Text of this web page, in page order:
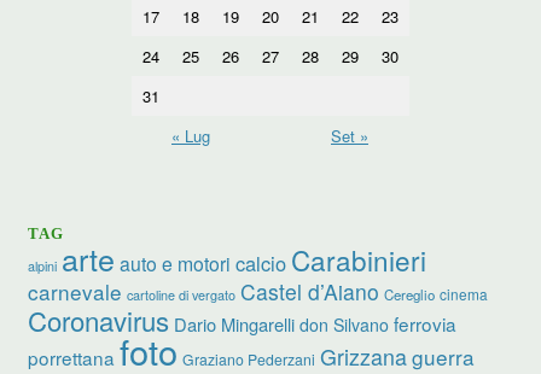
17
18 19 20 21 22
23
24
25 26 27 28 29
30
31
« Lug
Set »
TAG
alpini arte auto e motori calcio Carabinieri
carnevale cartoline di vergato Castel d’Aiano Cereglio cinema
Coronavirus Dario Mingarelli don Silvano ferrovia
porrettanafoto Graziano Pederzani Grizzanaguerra